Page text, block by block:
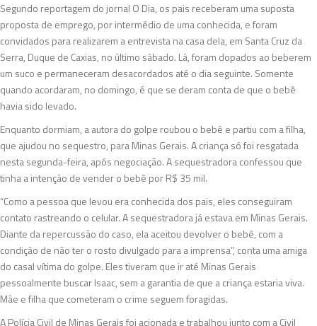
Segundo reportagem do jornal O Dia, os pais receberam uma suposta
proposta de emprego, por intermédio de uma conhecida, e foram
convidados para realizarem a entrevista na casa dela, em Santa Cruz da
Serra, Duque de Caxias, no último sábado. Lá, foram dopados ao beberem
um suco e permaneceram desacordados até o dia seguinte. Somente
quando acordaram, no domingo, é que se deram conta de que o bebê
havia sido levado.
Enquanto dormiam, a autora do golpe roubou o bebê e partiu com a filha,
que ajudou no sequestro, para Minas Gerais. A criança só foi resgatada
nesta segunda-feira, após negociação. A sequestradora confessou que
tinha a intenção de vender o bebê por R$ 35 mil.
“Como a pessoa que levou era conhecida dos pais, eles conseguiram
contato rastreando o celular. A sequestradora já estava em Minas Gerais.
Diante da repercussão do caso, ela aceitou devolver o bebê, com a
condição de não ter o rosto divulgado para a imprensa”, conta uma amiga
do casal vítima do golpe. Eles tiveram que ir até Minas Gerais
pessoalmente buscar Isaac, sem a garantia de que a criança estaria viva.
Mãe e filha que cometeram o crime seguem foragidas.
A Polícia Civil de Minas Gerais foi acionada e trabalhou junto com a Civil